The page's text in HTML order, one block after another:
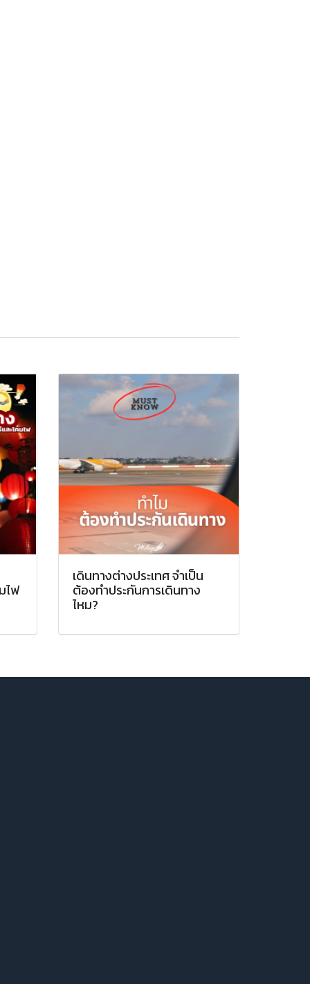
ไฟ
เดินทางต่างประเทศ จำเป็น
ต้องทำประกันการเดินทาง
ไหม?